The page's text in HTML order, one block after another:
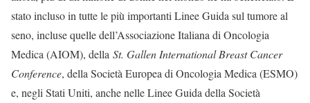
stato incluso in tutte le più importanti Linee Guida sul tumore al
seno, incluse quelle dell’Associazione Italiana di Oncologia
Medica (AIOM), della St. Gallen International Breast Cancer
Conference, della Società Europea di Oncologia Medica (ESMO)
e, negli Stati Uniti, anche nelle Linee Guida della Società